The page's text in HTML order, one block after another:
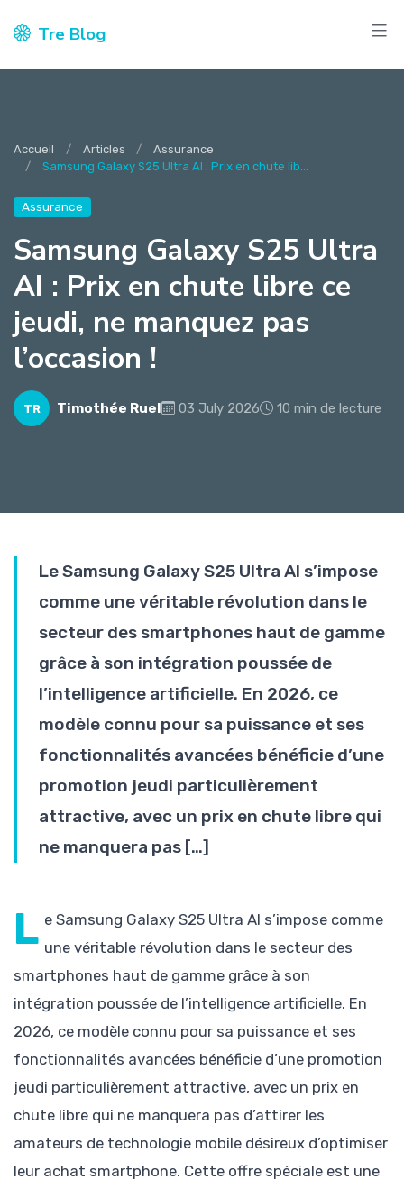
Tre Blog
Accueil Articles
Assurance
Samsung Galaxy S25 Ultra AI : Prix en chute lib...
Assurance
Samsung Galaxy S25 Ultra
AI : Prix en chute libre ce
jeudi, ne manquez pas
l’occasion !
TR Timothée Ruel 03 July 2026 10 min de lecture
Le Samsung Galaxy S25 Ultra AI s’impose
comme une véritable révolution dans le
secteur des smartphones haut de gamme
grâce à son intégration poussée de
l’intelligence artificielle. En 2026, ce
modèle connu pour sa puissance et ses
fonctionnalités avancées bénéficie d’une
promotion jeudi particulièrement
attractive, avec un prix en chute libre qui
ne manquera pas […]
L e Samsung Galaxy S25 Ultra AI s’impose comme
une véritable révolution dans le secteur des
smartphones haut de gamme grâce à son
intégration poussée de l’intelligence artificielle. En
2026, ce modèle connu pour sa puissance et ses
fonctionnalités avancées bénéficie d’une promotion
jeudi particulièrement attractive, avec un prix en
chute libre qui ne manquera pas d’attirer les
amateurs de technologie mobile désireux d’optimiser
leur achat smartphone. Cette offre spéciale est une